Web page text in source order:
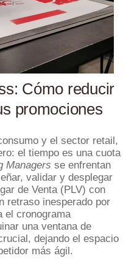
Cómo reducir
promociones
y el sector retail,
el tiempo es una cuota
Managers se enfrentan
validar y desplegar
de Venta (PLV) con
retraso inesperado por
el cronograma
una ventana de
dejando el espacio
más ágil.